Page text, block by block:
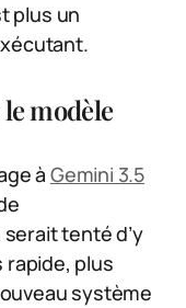
plus un
le modèle
à Gemini 3.5
serait tenté d’y
rapide, plus
système